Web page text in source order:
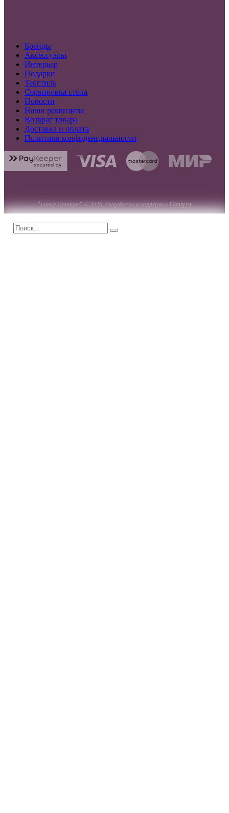
Бренды
Аксессуары
Интерьер
Подарки
Текстиль
Сервировка стола
Новости
Наши реквизиты
Возврат товара
Доставка и оплата
Политика конфиденциальности
"Lutece Boutique" © 2026. Разработка и поддержкаITonly.ru